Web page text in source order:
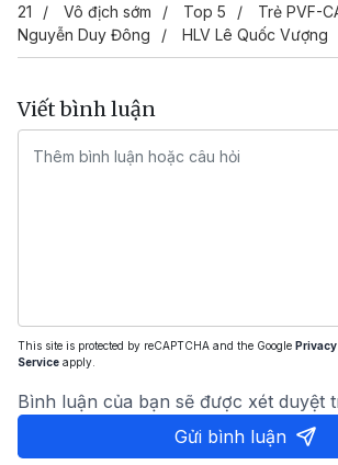
21
Vô địch sớm Top 5 Trẻ PVF-
Nguyễn Duy Đông
HLV Lê Quốc Vượng
Viết bình luận
This site is protected by reCAPTCHA and the Google
Service apply.
Bình luận của bạn sẽ được xét duyệt
Gửi bình luận